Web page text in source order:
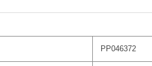
PP046372